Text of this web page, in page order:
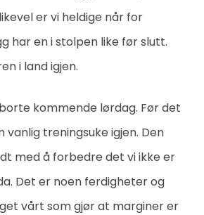
er vi heldige når for
har en i stolpen like før slutt.
i land igjen.
kommende lørdag. Før det
vanlig treningsuke igjen. Den
med å forbedre det vi ikke er
Det er noen ferdigheter og
vårt som gjør at marginer er